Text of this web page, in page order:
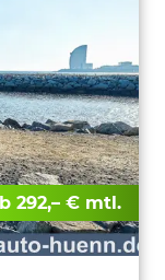
292,– € mtl.